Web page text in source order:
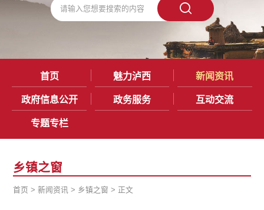
首页 魅力泸西 新闻资讯
政府信息公开 政务服务 互动交流
专题专栏
乡镇之窗
首页 >新闻资讯 > 乡镇之窗 > 正文